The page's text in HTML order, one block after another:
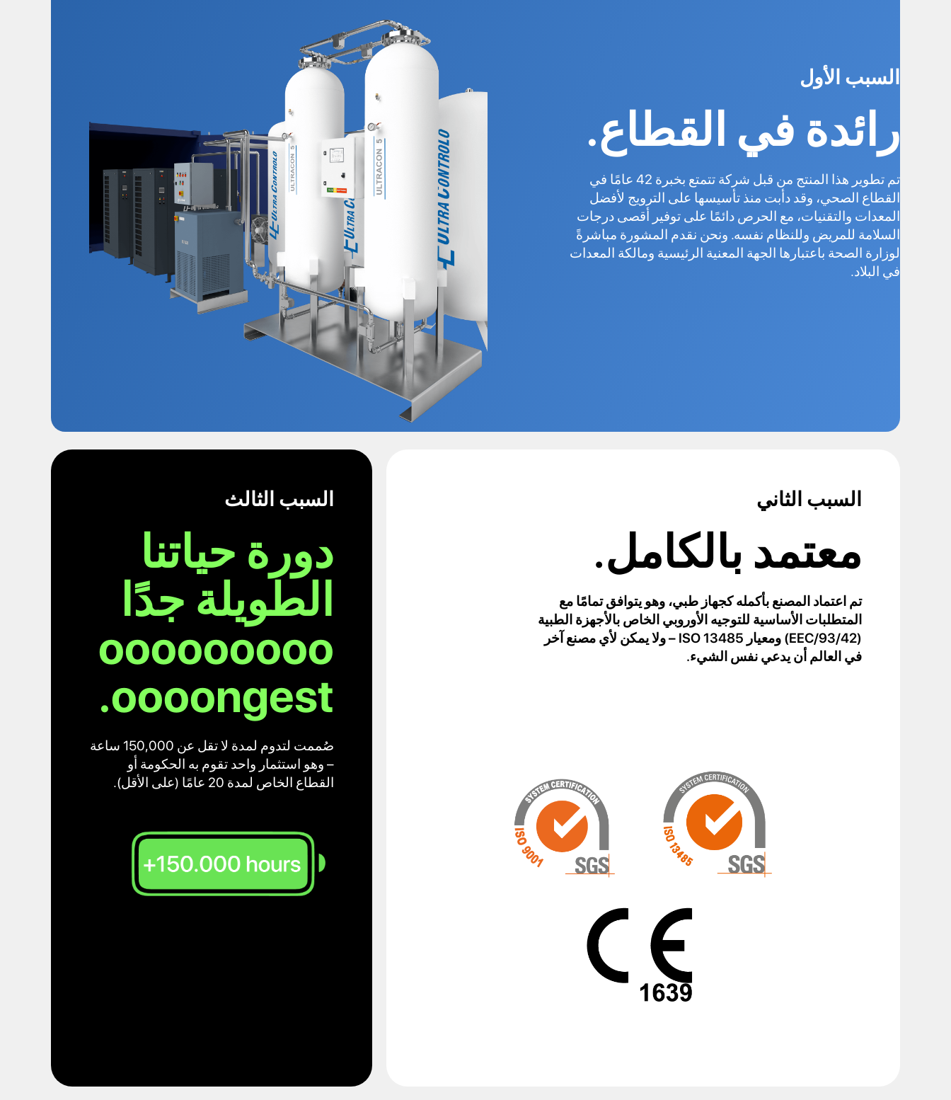
السبب الأول
رائدة في القطاع.
تم تطوير هذا المنتج من قبل شركة تتمتع بخبرة 42 عامًا في
القطاع الصحي، وقد دأبت منذ تأسيسها على الترويج لأفضل
المعدات والتقنيات، مع الحرص دائمًا على توفير أقصى درجات
السلامة للمريض وللنظام نفسه. ونحن نقدم المشورة مباشرةً
لوزارة الصحة باعتبارها الجهة المعنية الرئيسية ومالكة المعدات
في البلاد.
السبب الثاني
معتمد بالكامل.
تم اعتماد المصنع بأكمله كجهاز طبي، وهو يتوافق تمامًا مع
المتطلبات الأساسية للتوجيه الأوروبي الخاص بالأجهزة الطبية
(93/42/EEC) ومعيار ISO 13485 – ولا يمكن لأي مصنع آخر
في العالم أن يدعي نفس الشيء.
السبب الثالث
دورة حياتنا
الطويلة جدًا
ooooooooo
oooongest.
صُممت لتدوم لمدة لا تقل عن 150,000 ساعة
– وهو استثمار واحد تقوم به الحكومة أو
القطاع الخاص لمدة 20 عامًا (على الأقل).